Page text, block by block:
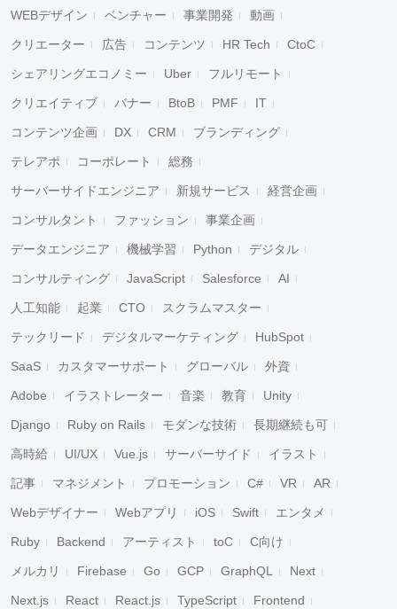
WEBデザイン ベンチャー 事業開発 動画
クリエーター 広告 コンテンツ HR Tech CtoC
シェアリングエコノミー Uber フルリモート
クリエイティブ バナー BtoB PMF IT
コンテンツ企画 DX CRM ブランディング
テレアポ コーポレート 総務
サーバーサイドエンジニア 新規サービス 経営企画
コンサルタント ファッション 事業企画
データエンジニア 機械学習 Python デジタル
コンサルティング JavaScript Salesforce AI
人工知能 起業 CTO スクラムマスター
テックリード デジタルマーケティング HubSpot
SaaS カスタマーサポート グローバル 外資
Adobe イラストレーター 音楽 教育 Unity
Django Ruby on Rails モダンな技術 長期継続も可
高時給 UI/UX Vue.js サーバーサイド イラスト
記事 マネジメント プロモーション C# VR AR
Webデザイナー Webアプリ iOS Swift エンタメ
Ruby Backend アーティスト toC C向け
メルカリ Firebase Go GCP GraphQL Next
Next.js React React.js TypeScript Frontend